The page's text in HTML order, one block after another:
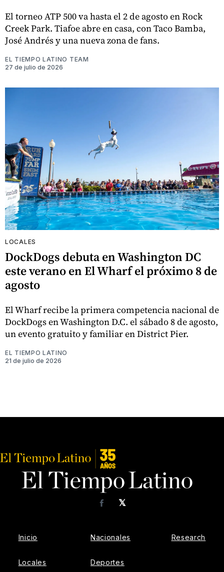
El torneo ATP 500 va hasta el 2 de agosto en Rock
Creek Park. Tiafoe abre en casa, con Taco Bamba,
José Andrés y una nueva zona de fans.
EL TIEMPO LATINO TEAM
27 de julio de 2026
LOCALES
DockDogs debuta en Washington DC
este verano en El Wharf el próximo 8 de
agosto
El Wharf recibe la primera competencia nacional de
DockDogs en Washington D.C. el sábado 8 de agosto,
un evento gratuito y familiar en District Pier.
EL TIEMPO LATINO
21 de julio de 2026
𝕏
Facebook
Inicio
Locales
Nacionales
Deportes
Research